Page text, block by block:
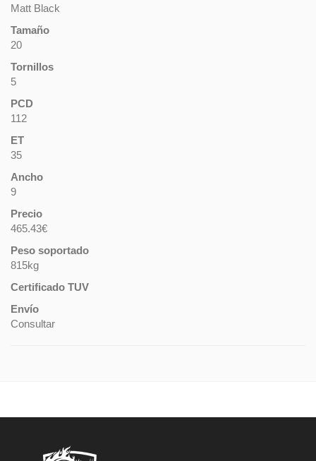
Matt Black
Tamaño
20
Tornillos
5
PCD
112
ET
35
Ancho
9
Precio
465.43€
Peso soportado
815kg
Certificado TUV
Envío
Consultar